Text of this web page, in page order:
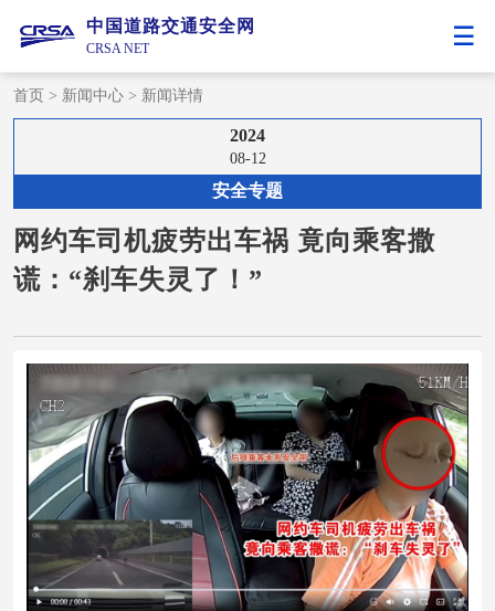
中国道路交通安全网
CRSA NET
首页 > 新闻中心 > 新闻详情
2024
08-12
安全专题
网约车司机疲劳出车祸 竟向乘客撒
谎：“刹车失灵了！”